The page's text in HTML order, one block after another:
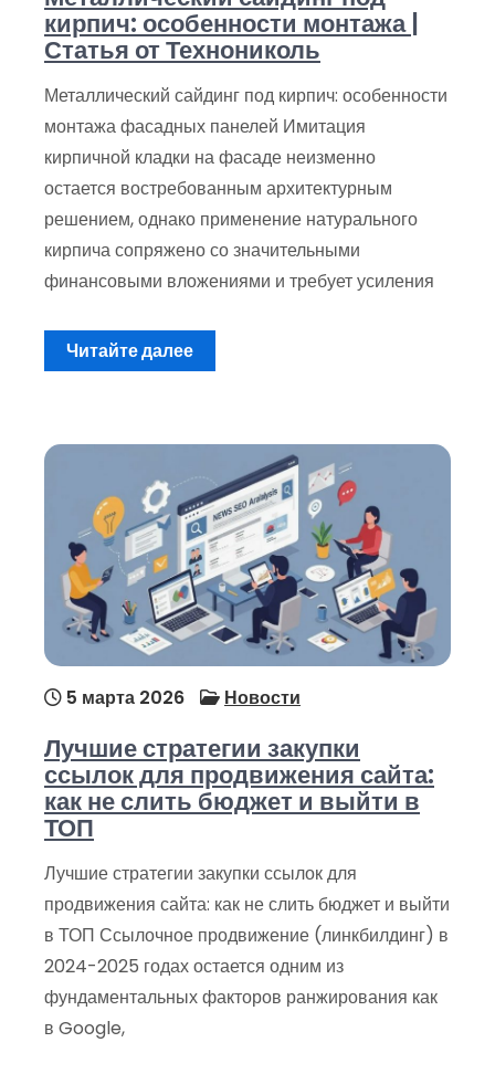
кирпич: особенности монтажа |
Статья от Технониколь
Металлический сайдинг под кирпич: особенности
монтажа фасадных панелей Имитация
кирпичной кладки на фасаде неизменно
остается востребованным архитектурным
решением, однако применение натурального
кирпича сопряжено со значительными
финансовыми вложениями и требует усиления
Читайте далее
5 марта 2026 Новости
Лучшие стратегии закупки
ссылок для продвижения сайта:
как не слить бюджет и выйти в
ТОП
Лучшие стратегии закупки ссылок для
продвижения сайта: как не слить бюджет и выйти
в ТОП Ссылочное продвижение (линкбилдинг) в
2024-2025 годах остается одним из
фундаментальных факторов ранжирования как
в Google,